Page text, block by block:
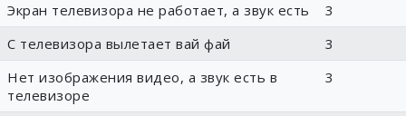
Экран телевизора не работает, а звук есть
3
С телевизора вылетает вай фай
3
Нет изображения видео, а звук есть в
телевизоре
3